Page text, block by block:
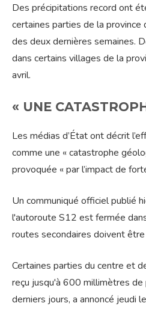
Des précipitations record ont
certaines parties de la province
des deux dernières semaines.
dans certains villages de la
avril.
« UNE
Les médias d’État ont décrit
comme une « catastrophe
provoquée « par l’impact de
Un communiqué officiel publié
l'autoroute S12 est fermée
routes secondaires doivent
Certaines parties du centre et
reçu jusqu'à 600 millimètres de
derniers jours, a annoncé jeudi